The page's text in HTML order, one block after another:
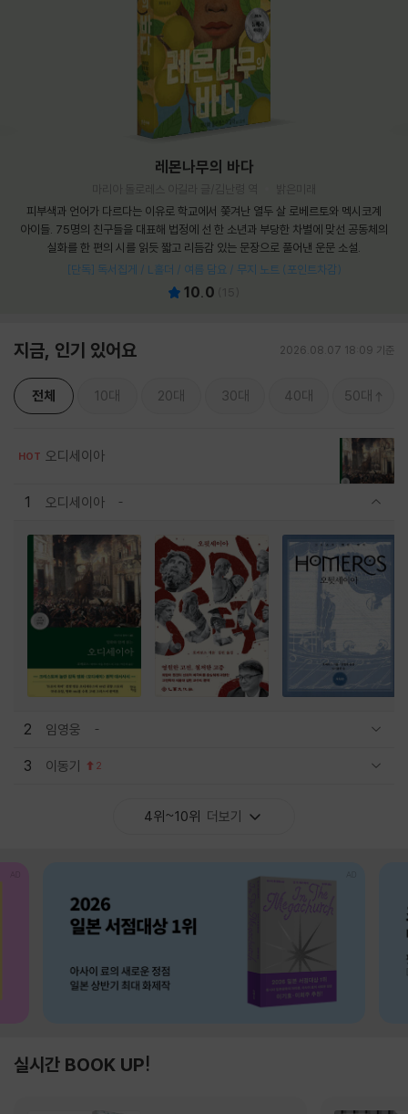
레몬나무의 바다
피부색과 언어가 다르다는 이유로 학교에서 쫓겨난 열두 살 로베르토와 멕시코계
아이들. 75명의 친구들을 대표해 법정에 선 한 소년과 부당한 차별에 맞선 공동체의
실화를 한 편의 시를 읽듯 짧고 리듬감 있는 문장으로 풀어낸 운문 소설.
[단독] 독서집게 / L홀더 / 여름 담요 / 무지 노트 (포인트차감)
10.0
지금, 인기 있어요 2026.08.07 18:09 기준
전체 10대 20대 30대 40대 50대
HOT 오디세이아
1 오디세이아
2 임영웅
3 이동기 2
4위~10위 더보기
실시간 BOOK UP!